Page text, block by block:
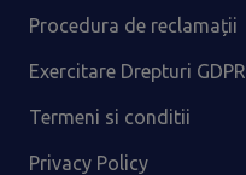
Procedura de reclamații
Exercitare Drepturi GDPR
Termeni si conditii
Privacy Policy